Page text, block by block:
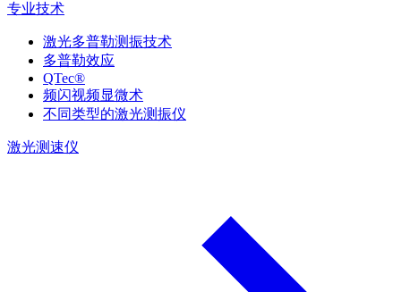
专业技术
激光多普勒测振技术
多普勒效应
QTec®
频闪视频显微术
不同类型的激光测振仪
激光测速仪